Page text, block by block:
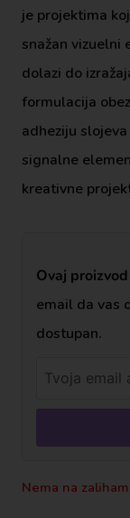
je projektima
snažan vizuelni
dolazi do
formulacija
adheziju
signalne
kreativne
Ovaj
email da vas
dostupan.
Nema na